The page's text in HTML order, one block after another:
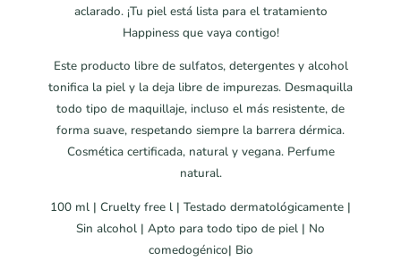
aclarado. ¡Tu piel está lista para el tratamiento
Happiness que vaya contigo!
Este producto libre de sulfatos, detergentes y alcohol
tonifica la piel y la deja libre de impurezas. Desmaquilla
todo tipo de maquillaje, incluso el más resistente, de
forma suave, respetando siempre la barrera dérmica.
Cosmética certificada, natural y vegana. Perfume
natural.
100 ml | Cruelty free l | Testado dermatológicamente |
Sin alcohol | Apto para todo tipo de piel | No
comedogénico| Bio